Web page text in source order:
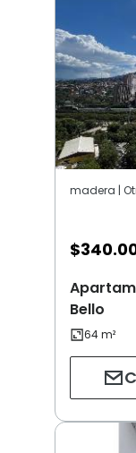
madera |
$
Bello